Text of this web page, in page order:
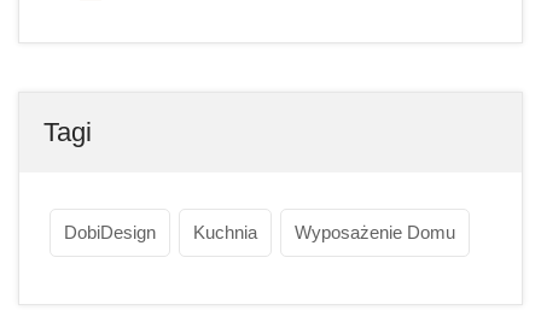
Tagi
DobiDesign Kuchnia Wyposażenie Domu